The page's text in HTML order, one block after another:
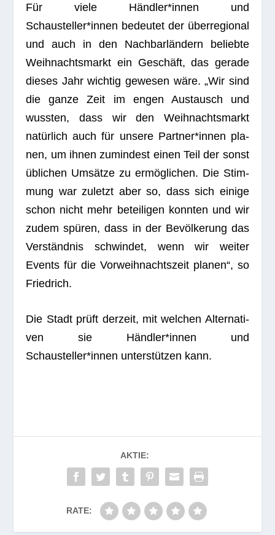
Für viele Händler*innen und
Schausteller*innen bedeu­tet der über­re­gio­nal
und auch in den Nach­bar­län­dern beliebte
Weih­nachts­markt ein Geschäft, das gerade
die­ses Jahr wich­tig gewe­sen wäre. „Wir sind
die ganze Zeit im engen Aus­tausch und
wuss­ten, dass wir den Weih­nachts­markt
natür­lich auch für unsere Partner*innen pla­
nen, um ihnen zumin­dest einen Teil der sonst
übli­chen Umsätze zu ermög­li­chen. Die Stim­
mung war zuletzt aber so, dass sich einige
schon nicht mehr betei­li­gen konn­ten und wir
zudem spü­ren, dass in der Bevöl­ke­rung das
Ver­ständ­nis schwin­det, wenn wir wei­ter
Events für die Vor­weih­nachts­zeit pla­nen“, so
Friedrich.
Die Stadt prüft der­zeit, mit wel­chen Alter­na­ti­
ven sie Händler*innen und
Schausteller*innen unter­stüt­zen kann.
AKTIE:
RATE: